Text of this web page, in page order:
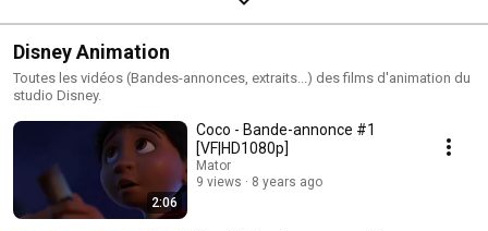
Disney Animation
Toutes les vidéos (Bandes-annonces, extraits...) des films d'animation du
studio Disney.
2:06
Coco - Bande-annonce #1
[VF|HD1080p]
Mator
9 views
8 years ago